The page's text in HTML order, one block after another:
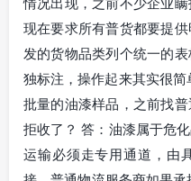
现在要求所有普货都要提
发的货物品类列个统一的
独标注，操作起来其实很
批量的油漆样品，之前找
拒收了？ 答：油漆属于危
运输必须走专用通道，由